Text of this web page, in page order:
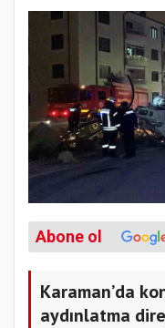
Abone ol
Karaman’da
aydınlatma